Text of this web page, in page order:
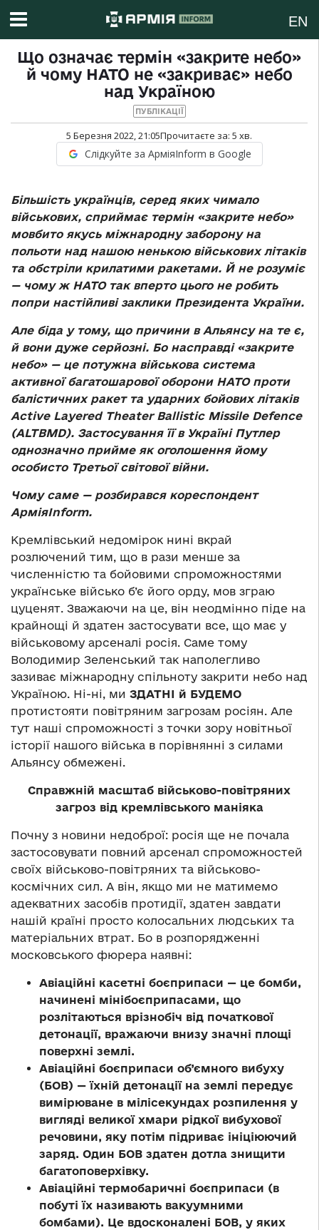
EN
Що означає термін «закрите небо»
й чому НАТО не «закриває» небо
над Україною
ПУБЛІКАЦІЇ
5 Березня 2022, 21:05Прочитаєте за: 5 хв.
Слідкуйте за АрміяInform в Google
Більшість українців, серед яких чимало
військових, сприймає термін «закрите небо»
мовбито якусь міжнародну заборону на
польоти над нашою ненькою військових літаків
та обстріли крилатими ракетами. Й не розуміє
— чому ж НАТО так вперто цього не робить
попри настійливі заклики Президента України.
Але біда у тому, що причини в Альянсу на те є,
й вони дуже серйозні. Бо насправді «закрите
небо» — це потужна військова система
активної багатошарової оборони НАТО проти
балістичних ракет та ударних бойових літаків
Active Layered Theater Ballistic Missile Defence
(ALTBMD). Застосування її в Україні Путлер
однозначно прийме як оголошення йому
особисто Третьої світової війни.
Чому саме — розбирався кореспондент
АрміяInform.
Кремлівський недомірок нині вкрай
розлючений тим, що в рази менше за
численністю та бойовими спроможностями
українське військо б’є його орду, мов зграю
цуценят. Зважаючи на це, він неодмінно піде на
крайнощі й здатен застосувати все, що має у
військовому арсеналі росія. Саме тому
Володимир Зеленський так наполегливо
зазиває міжнародну спільноту закрити небо над
Україною. Ні-ні, ми ЗДАТНІ й БУДЕМО
протистояти повітряним загрозам росіян. Але
тут наші спроможності з точки зору новітньої
історії нашого війська в порівнянні з силами
Альянсу обмежені.
Справжній масштаб військово-повітряних
загроз від кремлівського маніяка
Почну з новини недоброї: росія ще не почала
застосовувати повний арсенал спроможностей
своїх військово-повітряних та військово-
космічних сил. А він, якщо ми не матимемо
адекватних засобів протидії, здатен завдати
нашій країні просто колосальних людських та
матеріальних втрат. Бо в розпорядженні
московського фюрера наявні:
Авіаційні касетні боєприпаси — це бомби,
начинені мінібоєприпасами, що
розлітаються врізнобіч від початкової
детонації, вражаючи внизу значні площі
поверхні землі.
Авіаційні боєприпаси об’ємного вибуху
(БОВ) — їхній детонації на землі передує
вимірюване в мілісекундах розпилення у
вигляді великої хмари рідкої вибухової
речовини, яку потім підриває ініціюючий
заряд. Один БОВ здатен дотла знищити
багатоповерхівку.
Авіаційні термобаричні боєприпаси (в
побуті їх називають вакуумними
бомбами). Це вдосконалені БОВ, у яких